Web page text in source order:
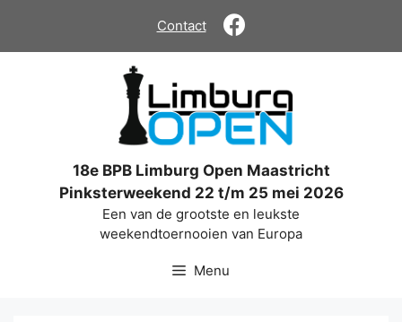
de
Contact
18e BPB Limburg Open Maastricht
Pinksterweekend 22 t/m 25 mei 2026
Een van de grootste en leukste
weekendtoernooien van Europa
Menu